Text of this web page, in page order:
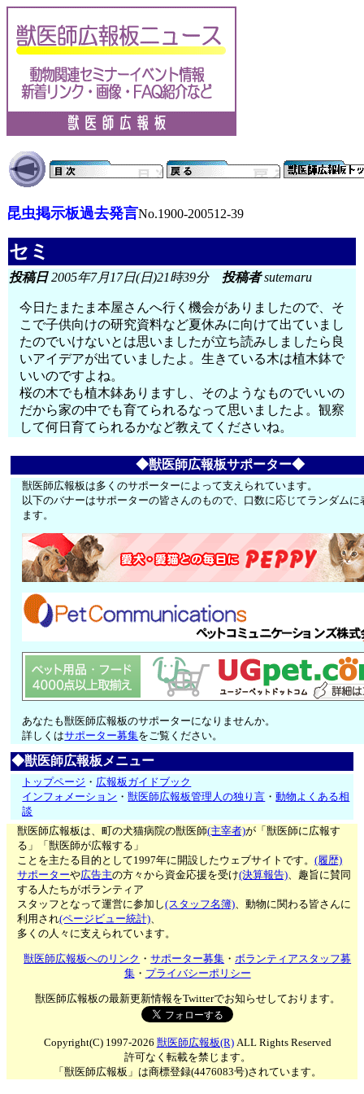
昆虫掲示板過去発言No.1900-200512-39
セミ
投稿日2005年7月17日(日)21時39分 投稿者sutemaru
今日たまたま本屋さんへ行く機会がありましたので、そ
こで子供向けの研究資料など夏休みに向けて出ていまし
たのでいけないとは思いましたが立ち読みしましたら良
いアイデアが出ていましたよ。生きている木は植木鉢で
いいのですよね。
桜の木でも植木鉢ありますし、そのようなものでいいの
だから家の中でも育てられるなって思いましたよ。観察
して何日育てられるかなど教えてくださいね。
◆獣医師広報板サポーター◆
獣医師広報板は多くのサポーターによって支えられています。
以下のバナーはサポーターの皆さんのもので、口数に応じてランダムに
ます。
あなたも獣医師広報板のサポーターになりませんか。
詳しくはサポーター募集をご覧ください。
◆獣医師広報板メニュー
トップページ ・ 広報板ガイドブック
インフォメーション ・獣医師広報板管理人の独り言 ・動物よくある相
談
獣医師広報板は、町の犬猫病院の獣医師(主宰者)が「獣医師に広報す
る」「獣医師が広報する」
ことを主たる目的として1997年に開設したウェブサイトです。(履歴)
サポーターや広告主の方々から資金応援を受け(決算報告)、趣旨に賛同
する人たちがボランティア
スタッフとなって運営に参加し(スタッフ名簿)、動物に関わる皆さんに
利用され(ページビュー統計)、
多くの人々に支えられています。
獣医師広報板へのリンク ・サポーター募集 ・ボランティアスタッフ募
集・ プライバシーポリシー
獣医師広報板の最新更新情報をTwitterでお知らせしております。
Copyright(C) 1997-2026 獣医師広報板(R)ALL Rights Reserved
許可なく転載を禁じます。
「獣医師広報板」は商標登録(4476083号)されています。